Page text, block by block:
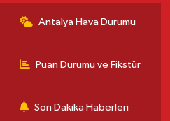
Antalya Hava Durumu
Puan Durumu ve Fikstür
Son Dakika Haberleri